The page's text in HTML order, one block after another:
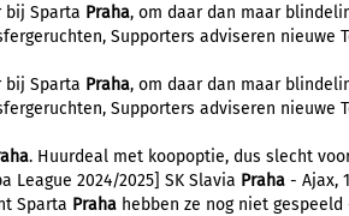
bij Sparta Praha, om daar dan maar
Supporters adviseren nieuwe
bij Sparta Praha, om daar dan maar
Supporters adviseren nieuwe
. Huurdeal met koopoptie, dus slecht
League 2024/2025] SK Slavia Praha - Ajax,
Sparta Praha hebben ze nog niet gespeeld